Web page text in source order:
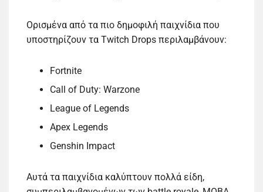
Ορισμένα από τα πιο δημοφιλή παιχνίδια που
υποστηρίζουν τα Twitch Drops περιλαμβάνουν:
Fortnite
Call of Duty: Warzone
League of Legends
Apex Legends
Genshin Impact
Αυτά τα παιχνίδια καλύπτουν πολλά είδη,